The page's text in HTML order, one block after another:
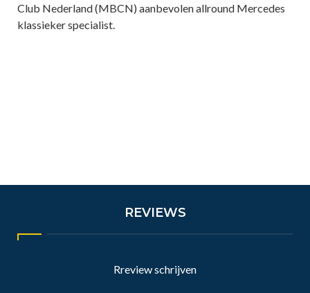
Club Nederland (MBCN) aanbevolen allround Mercedes
klassieker specialist.
REVIEWS
Rreview schrijven